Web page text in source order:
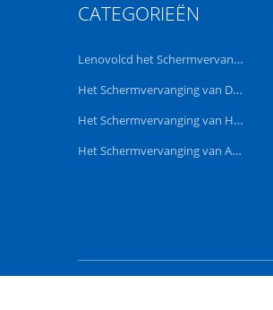
CATEGORIEËN
Lenovolcd het Schermvervanging
Het Schermvervanging van Dell LCD
Het Schermvervanging van HP LCD
Het Schermvervanging van Acer LCD